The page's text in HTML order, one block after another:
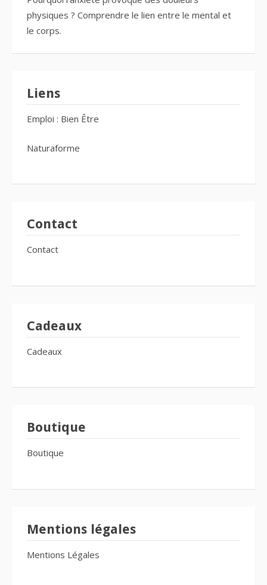
physiques ? Comprendre le lien entre le mental et
le corps.
Liens
Emploi : Bien Être
Naturaforme
Contact
Contact
Cadeaux
Cadeaux
Boutique
Boutique
Mentions légales
Mentions Légales